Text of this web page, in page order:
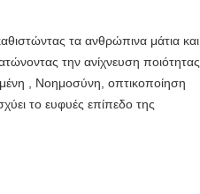
τα ανθρώπινα μάτια και
την ανίχνευση ποιότητας
, Νοημοσύνη, οπτικοποίηση
το ευφυές επίπεδο της